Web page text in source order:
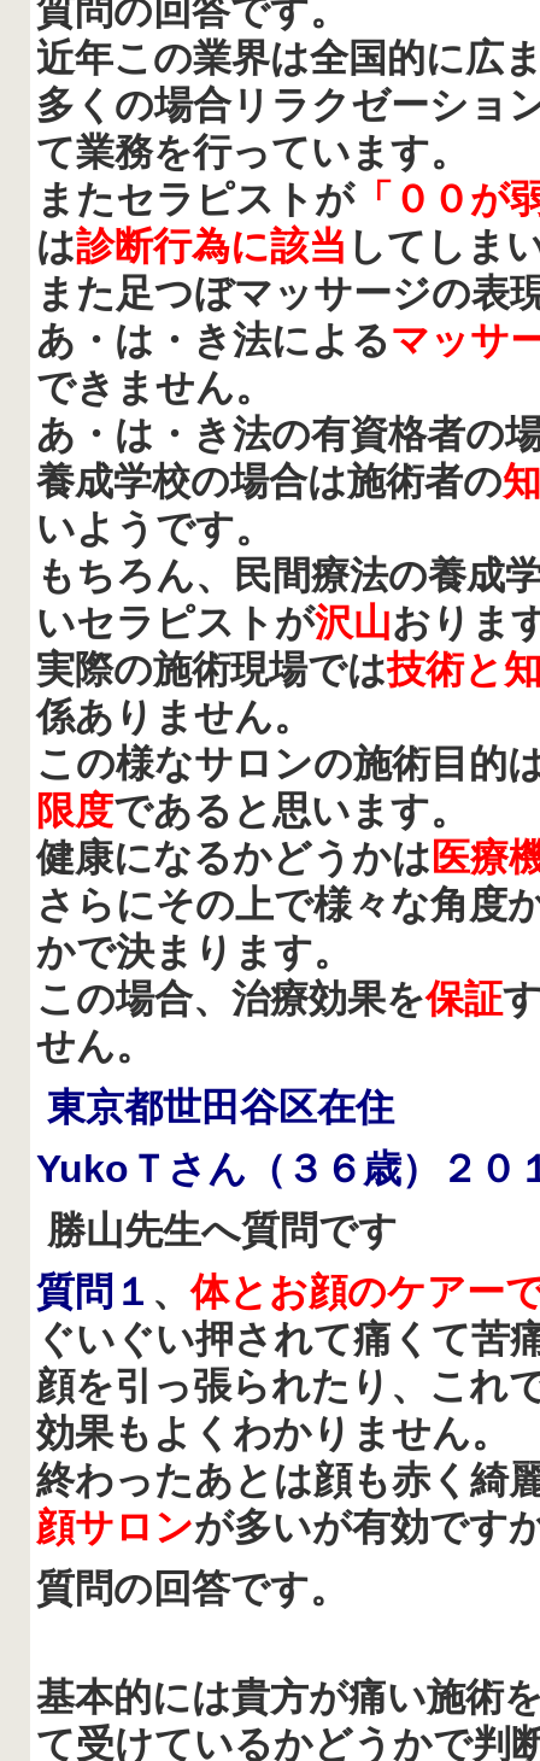
質問の回答です。
近年この業界は全国的に広
多くの場合リラクゼーショ
て業務を行っています。
またセラピストが「００が
は診断行為に該当 してしま
また足つぼマッサージの表
あ・は・き法によるマッサ
できません。
あ・は・き法の有資格者の
養成学校の場合は施術者の
いようです。
もちろん、民間療法の養成
いセラピストが沢山おりま
実際の施術現場では技術と
係ありません。
この様なサロンの施術目的
限度であると思います。
健康になるかどうかは医療
さらにその上で様々な角度
かで決まります。
この場合、治療効果を保証
せん。
東京都世田谷区在住
Yuko Ｔさん（３６歳）２０
勝山先生へ質問です
質問１ 、体とお顔のケアー
ぐいぐい押されて痛くて苦
顔を引っ張られたり、これ
効果もよくわかりません。
終わったあとは顔も赤く綺
顔サロンが多いが有効です
質問の回答です。
基本的には貴方が痛い施術
て受けているかどうかで判